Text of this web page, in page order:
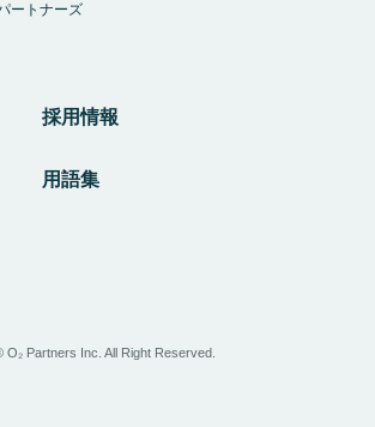
ートナーズ
採用情報
用語集
O₂ Partners Inc. All Right Reserved.